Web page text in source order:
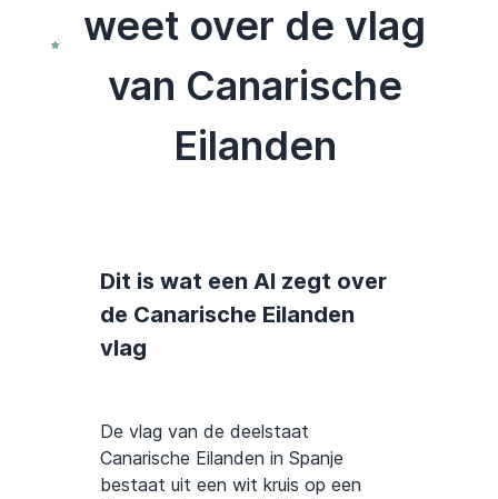
weet over de vlag
van Canarische
Eilanden
Dit is wat een AI zegt over
de Canarische Eilanden
vlag
De vlag van de deelstaat
Canarische Eilanden in Spanje
bestaat uit een wit kruis op een